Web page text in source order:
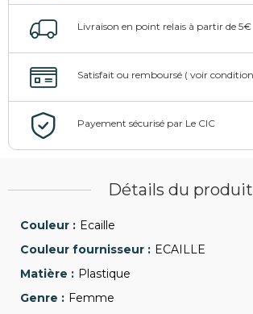
Détails du produit
Ecaille
ECAILLE
Plastique
Femme